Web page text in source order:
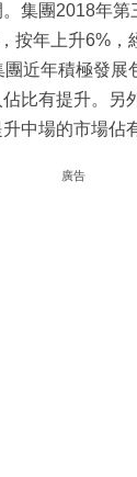
集團2018年第
按年上升6%，
近年積極發展
比有提升。另
中場的市場佔
廣告